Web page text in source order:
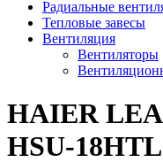
Радиальные
Тепловые завесы
Вентиляция
Вентиляторы
HAIER
HSU-